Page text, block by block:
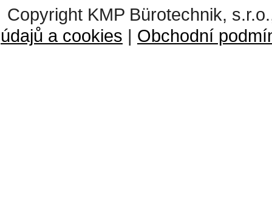
Copyright KMP Bürotechnik,
údajů a cookies | Obchodní